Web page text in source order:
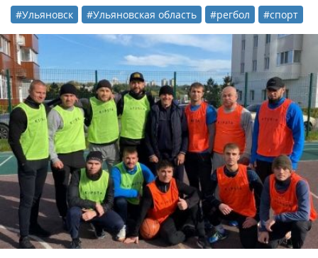
#Ульяновск #Ульяновская область #регбол #спорт